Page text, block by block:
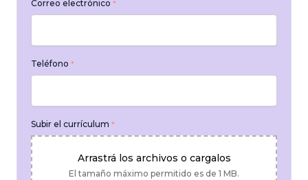
Correo electrónico *
Teléfono *
Subir el currículum *
Arrastrá los archivos o cargalos
El tamaño máximo permitido es de 1 MB.